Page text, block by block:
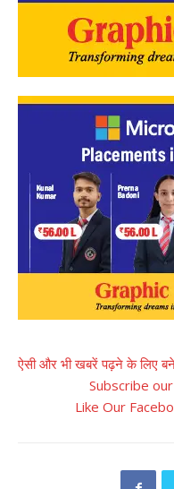
ऐसी और भी खबरें पढ़ने के लिए
Subscribe
Like Our